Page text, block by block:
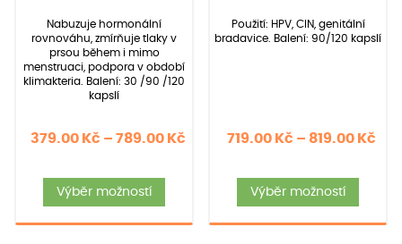
základě
hodnocení
zákazníků
Nabuzuje hormonální
rovnováhu, zmírňuje tlaky v
prsou během i mimo
menstruaci, podpora v období
klimakteria. Balení: 30 /90 /120
kapslí
379.00 Kč – 789.00 KčRozpětí
379.00 Kč
789.00 Kč
Výběr možností
má
základě
hodnocení
zákazníků
Použití: HPV, CIN, genitální
bradavice. Balení: 90/120 kapslí
719.00 Kč – 819.00 Kč
Výběr možností
má